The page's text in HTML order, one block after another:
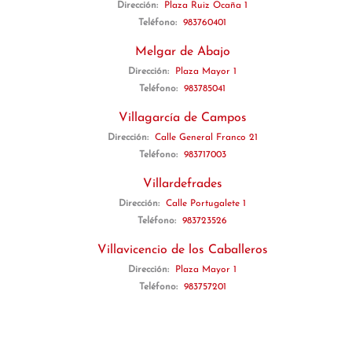
Dirección:
Plaza Ruiz Ocaña 1
Teléfono:
983760401
Melgar de Abajo
Dirección:
Plaza Mayor 1
Teléfono:
983785041
Villagarcía de Campos
Dirección:
Calle General Franco 21
Teléfono:
983717003
Villardefrades
Dirección:
Calle Portugalete 1
Teléfono:
983723526
Villavicencio de los Caballeros
Dirección:
Plaza Mayor 1
Teléfono:
983757201